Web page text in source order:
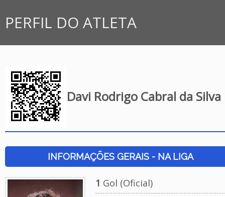
PERFIL DO ATLETA
Davi Rodrigo Cabral da Silva
INFORMAÇÕES GERAIS - NA LIGA
1 Gol (Oficial)